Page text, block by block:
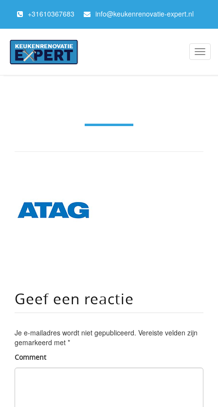
+31610367683 info@keukenrenovatie-expert.nl
Geef een reactie
Je e-mailadres wordt niet gepubliceerd. Vereiste velden zijn
gemarkeerd met *
Comment